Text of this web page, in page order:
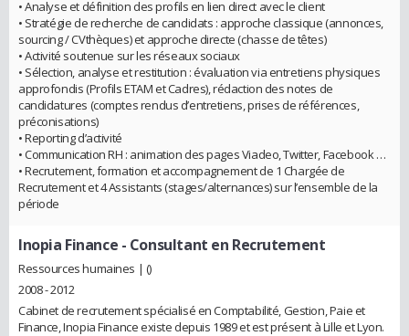
• Analyse et définition des profils en lien direct avec le client
• Stratégie de recherche de candidats : approche classique (annonces,
sourcing / CVthèques) et approche directe (chasse de têtes)
• Activité soutenue sur les réseaux sociaux
• Sélection, analyse et restitution : évaluation via entretiens physiques
approfondis (Profils ETAM et Cadres), rédaction des notes de
candidatures (comptes rendus d’entretiens, prises de références,
préconisations)
• Reporting d’activité
• Communication RH : animation des pages Viadeo, Twitter, Facebook …
• Recrutement, formation et accompagnement de 1 Chargée de
Recrutement et 4 Assistants (stages/alternances) sur l’ensemble de la
période
Inopia Finance - Consultant en Recrutement
Ressources humaines | ()
2008 - 2012
Cabinet de recrutement spécialisé en Comptabilité, Gestion, Paie et
Finance, Inopia Finance existe depuis 1989 et est présent à Lille et Lyon.